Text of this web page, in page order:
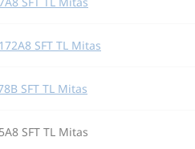
SFT TL Mitas
SFT TL Mitas
SFT TL Mitas